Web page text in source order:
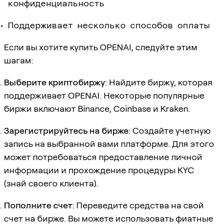
конфиденциальность
Поддерживает несколько способов оплаты
Если вы хотите купить OPENAI, следуйте этим
шагам:
Выберите криптобиржу: Найдите биржу, которая
поддерживает OPENAI. Некоторые популярные
биржи включают Binance, Coinbase и Kraken.
Зарегистрируйтесь на бирже: Создайте учетную
запись на выбранной вами платформе. Для этого
может потребоваться предоставление личной
информации и прохождение процедуры KYC
(знай своего клиента).
Пополните счет: Переведите средства на свой
счет на бирже. Вы можете использовать фиатные